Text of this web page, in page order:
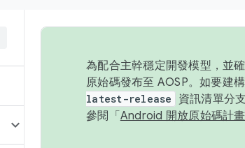
為配合主幹穩定開發模型，並
原始碼發布至 AOSP。如要建
latest-release
資訊清單分
參閱「 Android 開放原始碼計